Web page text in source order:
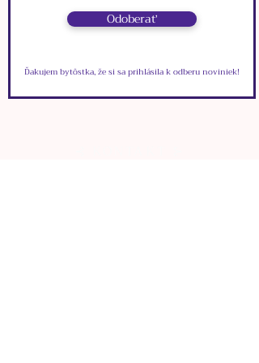
živice, zelených priesvitných
sklenených slzičiek a
Odoberať
Ďakujem bytôstka, že si sa prihlásila k odberu noviniek!